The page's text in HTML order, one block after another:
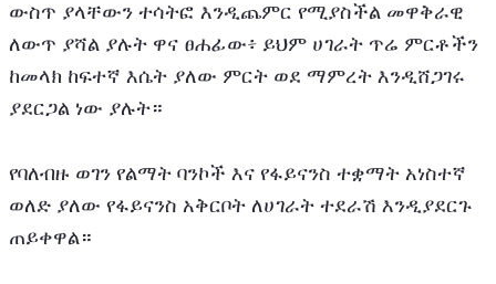
ውስጥ ያላቸውን ተሳትፎ እንዲጨምር የሚያስችል መዋቅራዊ
ለውጥ ያሻል ያሉት ዋና ፀሐፊው፥ ይህም ሀገራት ጥሬ ምርቶችን
ከመላክ ከፍተኛ እሴት ያለው ምርት ወደ ማምረት እንዲሸጋገሩ
ያደርጋል ነው ያሉት።
የባለብዙ ወገን የልማት ባንኮች እና የፋይናንስ ተቋማት አነስተኛ
ወለድ ያለው የፋይናንስ አቅርቦት ለሀገራት ተደራሽ እንዲያደርጉ
ጠይቀዋል።